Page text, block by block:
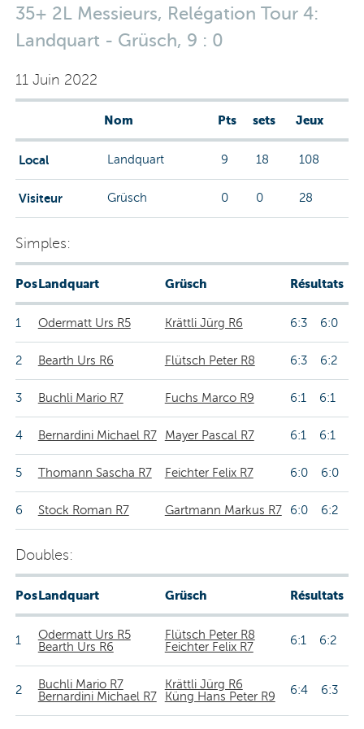
35+ 2L Messieurs, Relégation Tour 4:
Landquart - Grüsch, 9 : 0
11 Juin 2022
Nom Pts sets Jeux
Local Landquart 9 18 108
Visiteur Grüsch 0 0 28
Simples:
PosLandquart Grüsch Résultats
1 Odermatt Urs R5 Krättli Jürg R6 6:3 6:0
2 Bearth Urs R6 Flütsch Peter R8 6:3 6:2
3 Buchli Mario R7 Fuchs Marco R9 6:1 6:1
4 Bernardini Michael R7 Mayer Pascal R7 6:1 6:1
5 Thomann Sascha R7 Feichter Felix R7 6:0 6:0
6 Stock Roman R7 Gartmann Markus R7 6:0 6:2
Doubles:
PosLandquart Grüsch Résultats
1
Odermatt Urs R5
Bearth Urs R6
Flütsch Peter R8
Feichter Felix R7
6:1 6:2
2
Buchli Mario R7
Bernardini Michael R7
Krättli Jürg R6
Küng Hans Peter R9
6:4 6:3